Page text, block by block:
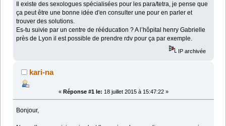
Il existe des sexologues spécialisées pour les para/tetra, je pense que
ça peut être une bonne idée d'en consulter une pour en parler et
trouver des solutions.
Es-tu suivie par un centre de rééducation ? A l’hôpital henry Gabrielle
près de Lyon il est possible de prendre rdv pour ça par exemple.
IP archivée
kari-na
« Réponse #1 le: 18 juillet 2015 à 15:47:22 »
Bonjour,